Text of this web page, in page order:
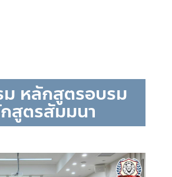
หลักสูตรอบรม
สูตรสัมมนา